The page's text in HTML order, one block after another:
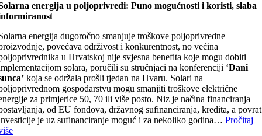
energija u poljoprivredi: Puno mogućnosti i koristi, slaba
energija dugoročno smanjuje troškove poljoprivredne
povećava održivost i konkurentnost, no većina
u Hrvatskoj nije svjesna benefita koje mogu dobiti
solara, poručili su stručnjaci na konferenciji ‘Dani
koja se održala prošli tjedan na Hvaru. Solari na
gospodarstvu mogu smanjiti troškove električne
za primjerice 50, 70 ili više posto. Niz je načina financiranja
od EU fondova, državnog sufinanciranja, kredita, a povrat
je uz sufinanciranje moguć i za nekoliko godina…Pročitaj